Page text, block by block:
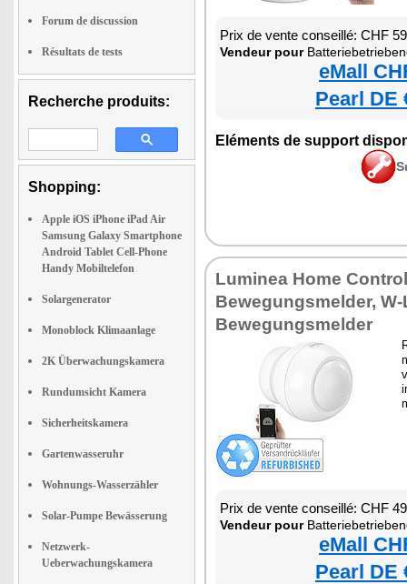
Forum de discussion
Résultats de tests
Recherche produits:
Shopping:
Apple iOS iPhone iPad Air
Samsung Galaxy Smartphone
Android Tablet Cell-Phone
Handy Mobiltelefon
Solargenerator
Monoblock Klimaanlage
2K Überwachungskamera
Rundumsicht Kamera
Sicherheitskamera
Gartenwasseruhr
Wohnungs-Wasserzähler
Solar-Pumpe Bewässerung
Netzwerk-
Ueberwachungskamera
Prix de vente conseillé: CHF
Vendeur pourBatteriebetriebener PIR-
eMall
Pearl DE
Eléments de support
Luminea Home
Bewegungsmelder, W-
Bewegungsmelder
Prix de vente conseillé: CHF
Vendeur pourBatteriebetriebener PIR-
eMall
Pearl DE